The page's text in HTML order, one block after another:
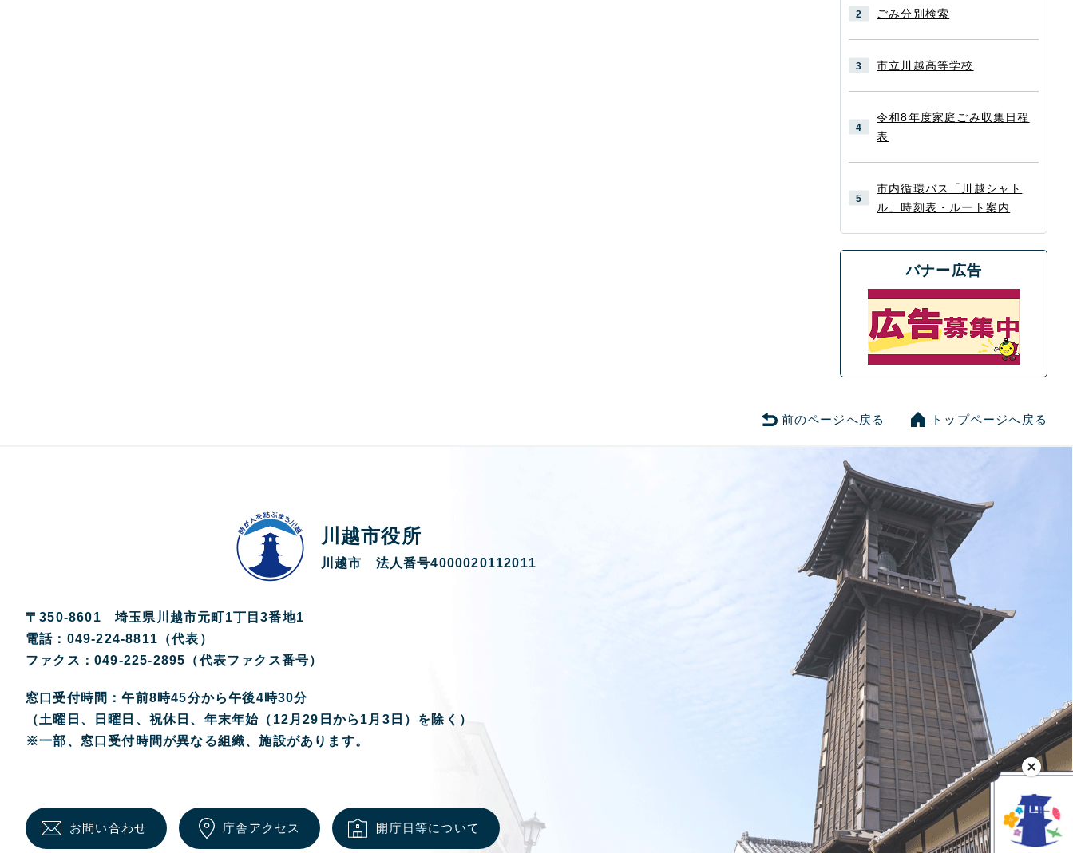
ごみ分別検索
市立川越高等学校
令和8年度家庭ごみ収集日程
表
市内循環バス「川越シャト
ル」時刻表・ルート案内
バナー広告
前のページへ戻る トップページへ戻る
川越市役所
川越市 法人番号4000020112011
〒350-8601 埼玉県川越市元町1丁目3番地1
電話：049-224-8811（代表）
ファクス：049-225-2895（代表ファクス番号）
窓口受付時間：午前8時45分から午後4時30分
（土曜日、日曜日、祝休日、年末年始（12月29日から1月3日）を除く）
※一部、窓口受付時間が異なる組織、施設があります。
お問い合わせ 庁舎アクセス 開庁日等について